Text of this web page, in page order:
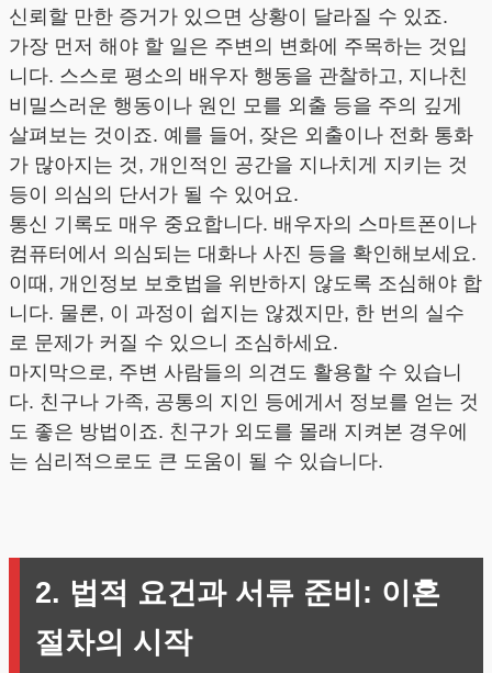
신뢰할 만한 증거가 있으면 상황이 달라질 수 있죠.
가장 먼저 해야 할 일은 주변의 변화에 주목하는 것입
니다. 스스로 평소의 배우자 행동을 관찰하고, 지나친
비밀스러운 행동이나 원인 모를 외출 등을 주의 깊게
살펴보는 것이죠. 예를 들어, 잦은 외출이나 전화 통화
가 많아지는 것, 개인적인 공간을 지나치게 지키는 것
등이 의심의 단서가 될 수 있어요.
통신 기록도 매우 중요합니다. 배우자의 스마트폰이나
컴퓨터에서 의심되는 대화나 사진 등을 확인해보세요.
이때, 개인정보 보호법을 위반하지 않도록 조심해야 합
니다. 물론, 이 과정이 쉽지는 않겠지만, 한 번의 실수
로 문제가 커질 수 있으니 조심하세요.
마지막으로, 주변 사람들의 의견도 활용할 수 있습니
다. 친구나 가족, 공통의 지인 등에게서 정보를 얻는 것
도 좋은 방법이죠. 친구가 외도를 몰래 지켜본 경우에
는 심리적으로도 큰 도움이 될 수 있습니다.
2. 법적 요건과 서류 준비: 이혼
절차의 시작